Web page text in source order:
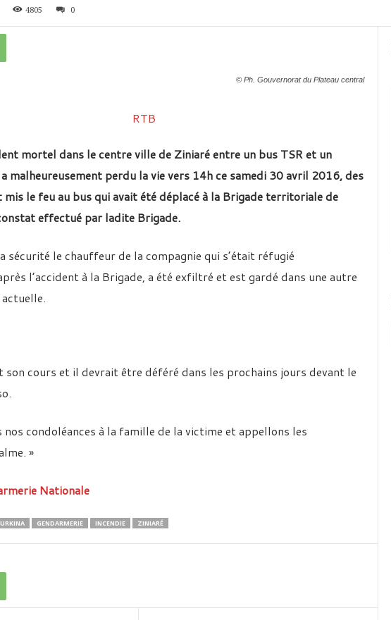
4805 0
© Ph. Gouvernorat du Plateau central
mortel dans le centre ville de Ziniaré entre un bus TSR et un
malheureusement perdu la vie vers 14h ce samedi 30 avril 2016, des
le feu au bus qui avait été déplacé à la Brigade territoriale de
effectué par ladite Brigade.
sécurité le chauffeur de la compagnie qui s’était réfugié
l’accident à la Brigade, a été exfiltré et est gardé dans une autre
actuelle.
son cours et il devrait être déféré dans les prochains jours devant le
condoléances à la famille de la victime et appellons les
»
Nationale
GENDARMERIE INCENDIE ZINIARÉ